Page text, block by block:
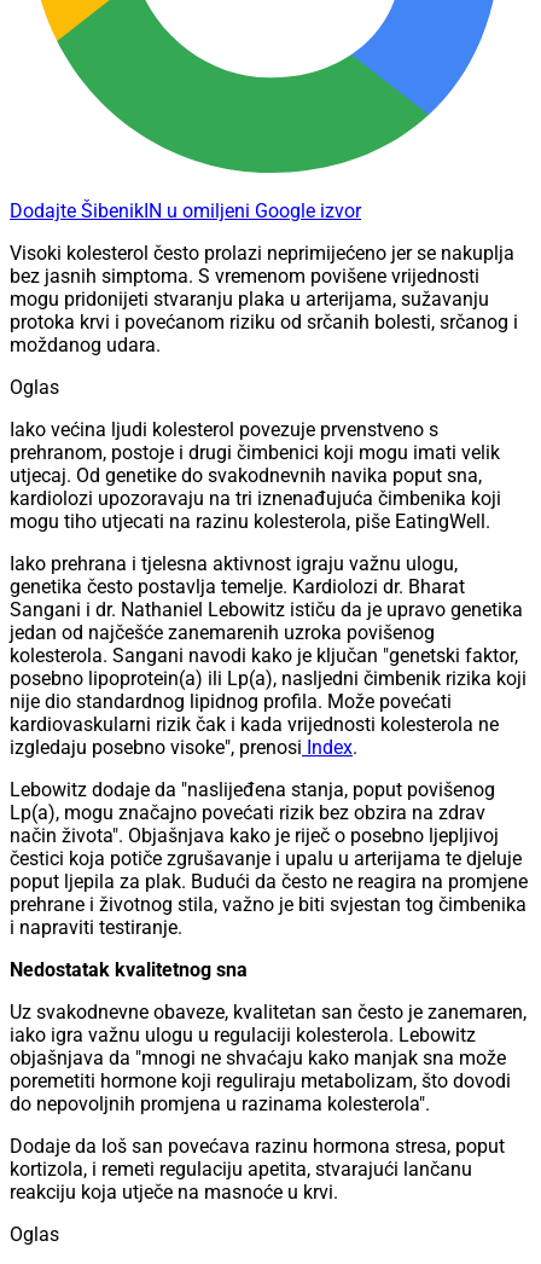
Dodajte ŠibenikIN u omiljeni Google izvor
Visoki kolesterol često prolazi neprimijećeno jer se nakuplja
bez jasnih simptoma. S vremenom povišene vrijednosti
mogu pridonijeti stvaranju plaka u arterijama, sužavanju
protoka krvi i povećanom riziku od srčanih bolesti, srčanog i
moždanog udara.
Oglas
Iako većina ljudi kolesterol povezuje prvenstveno s
prehranom, postoje i drugi čimbenici koji mogu imati velik
utjecaj. Od genetike do svakodnevnih navika poput sna,
kardiolozi upozoravaju na tri iznenađujuća čimbenika koji
mogu tiho utjecati na razinu kolesterola, piše EatingWell.
Iako prehrana i tjelesna aktivnost igraju važnu ulogu,
genetika često postavlja temelje. Kardiolozi dr. Bharat
Sangani i dr. Nathaniel Lebowitz ističu da je upravo genetika
jedan od najčešće zanemarenih uzroka povišenog
kolesterola. Sangani navodi kako je ključan "genetski faktor,
posebno lipoprotein(a) ili Lp(a), nasljedni čimbenik rizika koji
nije dio standardnog lipidnog profila. Može povećati
kardiovaskularni rizik čak i kada vrijednosti kolesterola ne
izgledaju posebno visoke", prenosi Index.
Lebowitz dodaje da "naslijeđena stanja, poput povišenog
Lp(a), mogu značajno povećati rizik bez obzira na zdrav
način života". Objašnjava kako je riječ o posebno ljepljivoj
čestici koja potiče zgrušavanje i upalu u arterijama te djeluje
poput ljepila za plak. Budući da često ne reagira na promjene
prehrane i životnog stila, važno je biti svjestan tog čimbenika
i napraviti testiranje.
Nedostatak kvalitetnog sna
Uz svakodnevne obaveze, kvalitetan san često je zanemaren,
iako igra važnu ulogu u regulaciji kolesterola. Lebowitz
objašnjava da "mnogi ne shvaćaju kako manjak sna može
poremetiti hormone koji reguliraju metabolizam, što dovodi
do nepovoljnih promjena u razinama kolesterola".
Dodaje da loš san povećava razinu hormona stresa, poput
kortizola, i remeti regulaciju apetita, stvarajući lančanu
reakciju koja utječe na masnoće u krvi.
Oglas